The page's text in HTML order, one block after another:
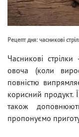
Рецепт дня: часникові
Часникові
овоча (коли
повністю
корисний продукт.
також
пропонуємо